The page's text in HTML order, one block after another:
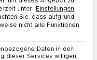
statement“
unter
Einstellungen
Sie, dass aufgrund
nicht alle Funktionen
Daten in den
dieser Services willigen